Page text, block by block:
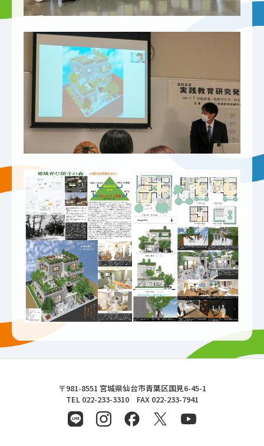
東北文化学園大学
〒981-8551 宮城県仙台市青葉区国見6-45-1
TEL 022-233-3310 FAX 022-233-7941